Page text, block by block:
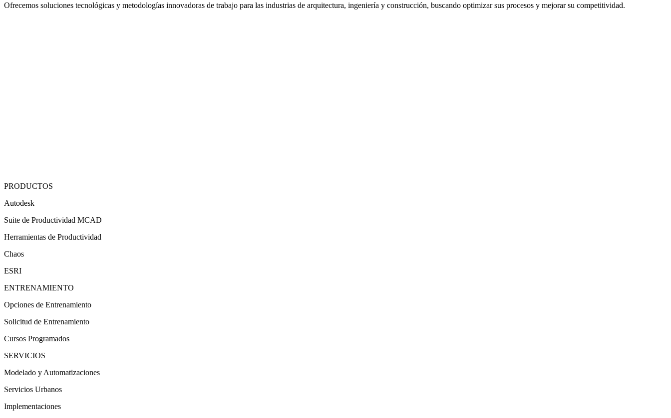
Ofrecemos soluciones tecnológicas y metodologías innovadoras de trabajo para las industrias de arquitectura, ingeniería y construcción, buscando optimizar sus procesos y mejorar su competitividad.
PRODUCTOS
Autodesk
Suite de Productividad MCAD
Herramientas de Productividad
Chaos
ESRI
ENTRENAMIENTO
Opciones de Entrenamiento
Solicitud de Entrenamiento
Cursos Programados
SERVICIOS
Modelado y Automatizaciones
Servicios Urbanos
Implementaciones